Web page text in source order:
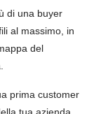
di una buyer
al massimo, in
del
prima customer